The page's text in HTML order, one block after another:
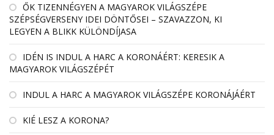
ŐK TIZENNÉGYEN A MAGYAROK VILÁGSZÉPE
SZÉPSÉGVERSENY IDEI DÖNTŐSEI – SZAVAZZON, KI
LEGYEN A BLIKK KÜLÖNDÍJASA
IDÉN IS INDUL A HARC A KORONÁÉRT: KERESIK A
MAGYAROK VILÁGSZÉPÉT
INDUL A HARC A MAGYAROK VILÁGSZÉPE KORONÁJÁÉRT
KIÉ LESZ A KORONA?